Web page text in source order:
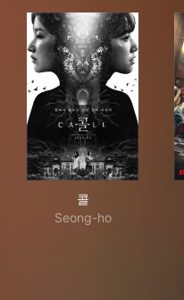
콜
Seong-ho